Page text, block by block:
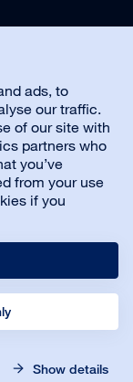
ads, to
our traffic.
of our site with
partners who
you’ve
from your use
if you
Show details